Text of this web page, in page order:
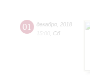
01 декабря 2018
15:00 Сб